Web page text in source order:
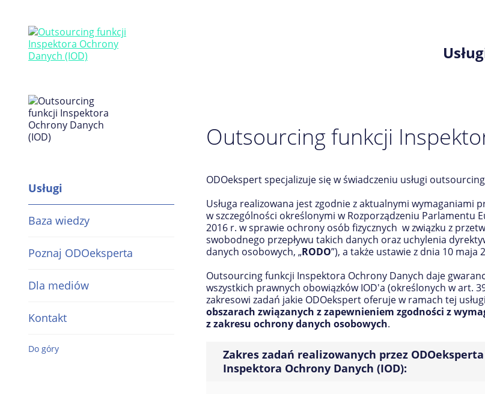
Usługi
Baza wiedzy
Inspektor Ochrony Danych /
Administrator Bezpieczeństwa
spółdzielni mieszkaniowych
Biblioteka ODOeksperta
Poznaj ODOeksperta
Dla mediów
Kontakt
Do góry
Outsourcing funkcji
ODOekspert specjalizuje się w świadczeniu usługi
Usługa realizowana jest zgodnie z aktualnymi
w szczególności określonymi w Rozporządzeniu Parlamentu
2016 r. w sprawie ochrony osób fizycznych w związku z
swobodnego przepływu takich danych oraz uchylenia
danych osobowych, „RODO”), a także ustawie z dnia 10
Outsourcing funkcji Inspektora Ochrony Danych daje
wszystkich prawnych obowiązków IOD'a (określonych w art.
zakresowi zadań jakie ODOekspert oferuje w ramach tej
obszarach związanych z zapewnieniem zgodności z
z zakresu ochrony danych osobowych.
Zakres zadań realizowanych przez
Inspektora Ochrony Danych (IOD):